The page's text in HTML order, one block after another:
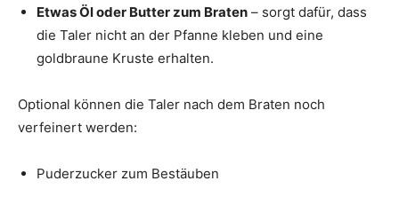
Etwas Öl oder Butter zum Braten – sorgt dafür, dass
die Taler nicht an der Pfanne kleben und eine
goldbraune Kruste erhalten.
Optional können die Taler nach dem Braten noch
verfeinert werden:
Puderzucker zum Bestäuben